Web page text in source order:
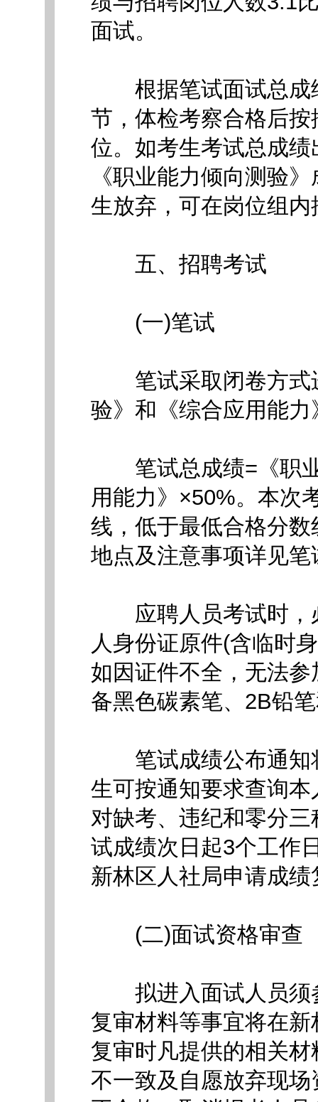
面试。
根据笔试面试总成
节，体检考察合格后
位。如考生考试总成
《职业能力倾向测验
生放弃，可在岗位组
五、招聘考试
(一)笔试
笔试采取闭卷方式
验》和《综合应用能
笔试总成绩=《职业
用能力》×50%。本次
线，低于最低合格分
地点及注意事项详见笔
应聘人员考试时，
人身份证原件(含临时
如因证件不全，无法
备黑色碳素笔、2B铅
笔试成绩公布通知
生可按通知要求查询
对缺考、违纪和零分
试成绩次日起3个工作
新林区人社局申请成
(二)面试资格审查
拟进入面试人员须
复审材料等事宜将在
复审时凡提供的相关
不一致及自愿放弃现